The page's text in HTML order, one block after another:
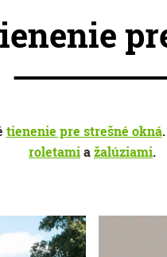
tienenie pre strešné okná
roletami a žalúziami.